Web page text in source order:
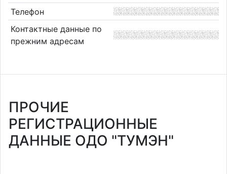
Телефон
Контактные данные по
прежним адресам
ПРОЧИЕ
РЕГИСТРАЦИОННЫЕ
ДАННЫЕ ОДО "ТУМЭН"